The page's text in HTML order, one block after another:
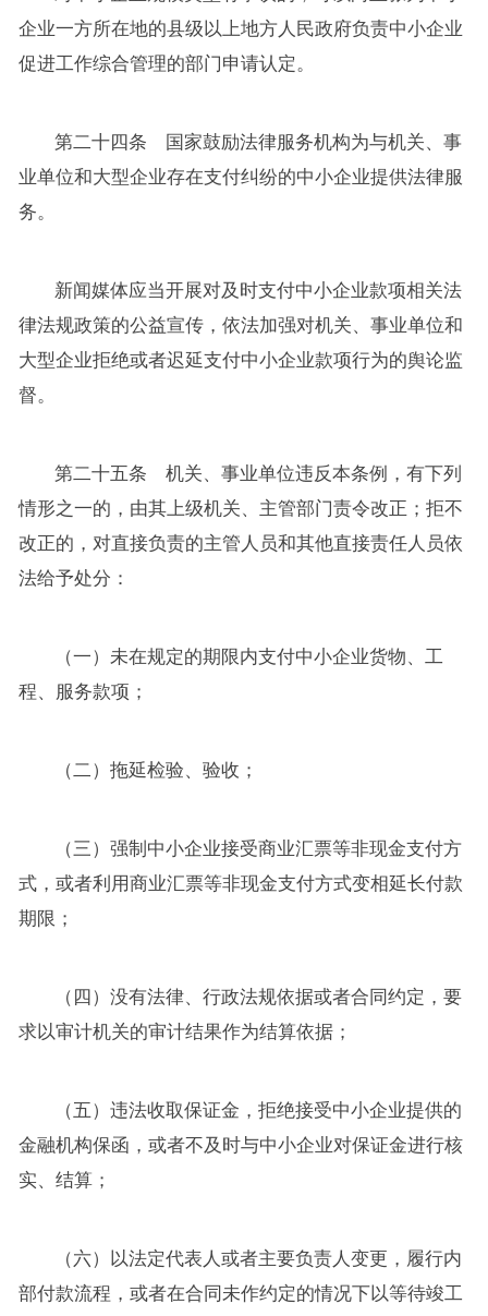
企业一方所在地的县级以上地方人民政府负责中小企业
促进工作综合管理的部门申请认定。
第二十四条 国家鼓励法律服务机构为与机关、事
业单位和大型企业存在支付纠纷的中小企业提供法律服
务。
新闻媒体应当开展对及时支付中小企业款项相关法
律法规政策的公益宣传，依法加强对机关、事业单位和
大型企业拒绝或者迟延支付中小企业款项行为的舆论监
督。
第二十五条 机关、事业单位违反本条例，有下列
情形之一的，由其上级机关、主管部门责令改正；拒不
改正的，对直接负责的主管人员和其他直接责任人员依
法给予处分：
（一）未在规定的期限内支付中小企业货物、工
程、服务款项；
（二）拖延检验、验收；
（三）强制中小企业接受商业汇票等非现金支付方
式，或者利用商业汇票等非现金支付方式变相延长付款
期限；
（四）没有法律、行政法规依据或者合同约定，要
求以审计机关的审计结果作为结算依据；
（五）违法收取保证金，拒绝接受中小企业提供的
金融机构保函，或者不及时与中小企业对保证金进行核
实、结算；
（六）以法定代表人或者主要负责人变更，履行内
部付款流程，或者在合同未作约定的情况下以等待竣工